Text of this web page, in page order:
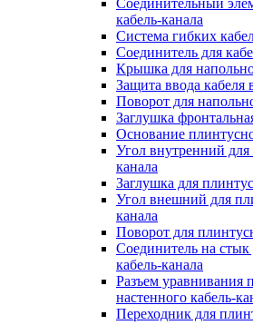
Соединительный
кабель-канала
Система гибких
Соединитель для
Крышка для
Защита ввода кабеля
Поворот для
Заглушка
Основание
Угол внутренний для
канала
Заглушка для
Угол внешний для
канала
Поворот для
Соединитель на
кабель-канала
Разъем уравнивания
настенного кабель-
Переходник для